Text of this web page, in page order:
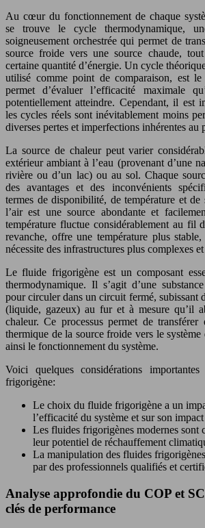
Au cœur du fonctionnement de chaque
se trouve le cycle thermodynamique,
soigneusement orchestrée qui permet de
source froide vers une source chaude,
certaine quantité d’énergie. Un cycle
utilisé comme point de comparaison, est
permet d’évaluer l’efficacité maximale
potentiellement atteindre. Cependant, il est
les cycles réels sont inévitablement moins
diverses pertes et imperfections inhérentes au
La source de chaleur peut varier
extérieur ambiant à l’eau (provenant d’une
rivière ou d’un lac) ou au sol. Chaque
des avantages et des inconvénients
termes de disponibilité, de température et de
l’air est une source abondante et
température fluctue considérablement au fil
revanche, offre une température plus
nécessite des infrastructures plus complexes
Le fluide frigorigène est un composant
thermodynamique. Il s’agit d’une
pour circuler dans un circuit fermé, subissant
(liquide, gazeux) au fur et à mesure qu’il
chaleur. Ce processus permet de transférer
thermique de la source froide vers le système
ainsi le fonctionnement du système.
Voici quelques considérations
frigorigène:
Le choix du fluide frigorigène a un
l’efficacité du système et sur son
Les fluides frigorigènes modernes sont
leur potentiel de réchauffement
La manipulation des fluides
par des professionnels qualifiés et
Analyse approfondie du COP et
clés de performance